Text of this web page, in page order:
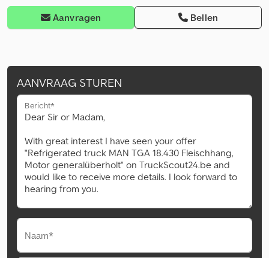
Aanvragen Bellen
AANVRAAG STUREN
Bericht*
Naam*